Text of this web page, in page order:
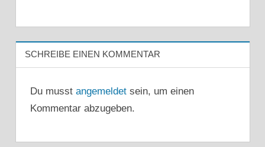
SCHREIBE EINEN KOMMENTAR
Du musst angemeldetsein, um einen
Kommentar abzugeben.